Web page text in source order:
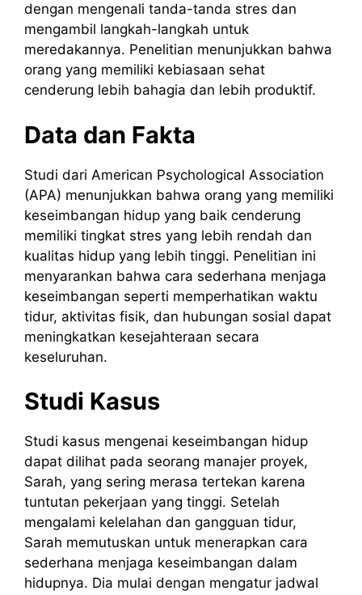
dengan mengenali tanda-tanda stres dan
mengambil langkah-langkah untuk
meredakannya. Penelitian menunjukkan bahwa
orang yang memiliki kebiasaan sehat
cenderung lebih bahagia dan lebih produktif.
Data dan Fakta
Studi dari American Psychological Association
(APA) menunjukkan bahwa orang yang memiliki
keseimbangan hidup yang baik cenderung
memiliki tingkat stres yang lebih rendah dan
kualitas hidup yang lebih tinggi. Penelitian ini
menyarankan bahwa cara sederhana menjaga
keseimbangan seperti memperhatikan waktu
tidur, aktivitas fisik, dan hubungan sosial dapat
meningkatkan kesejahteraan secara
keseluruhan.
Studi Kasus
Studi kasus mengenai keseimbangan hidup
dapat dilihat pada seorang manajer proyek,
Sarah, yang sering merasa tertekan karena
tuntutan pekerjaan yang tinggi. Setelah
mengalami kelelahan dan gangguan tidur,
Sarah memutuskan untuk menerapkan cara
sederhana menjaga keseimbangan dalam
hidupnya. Dia mulai dengan mengatur jadwal